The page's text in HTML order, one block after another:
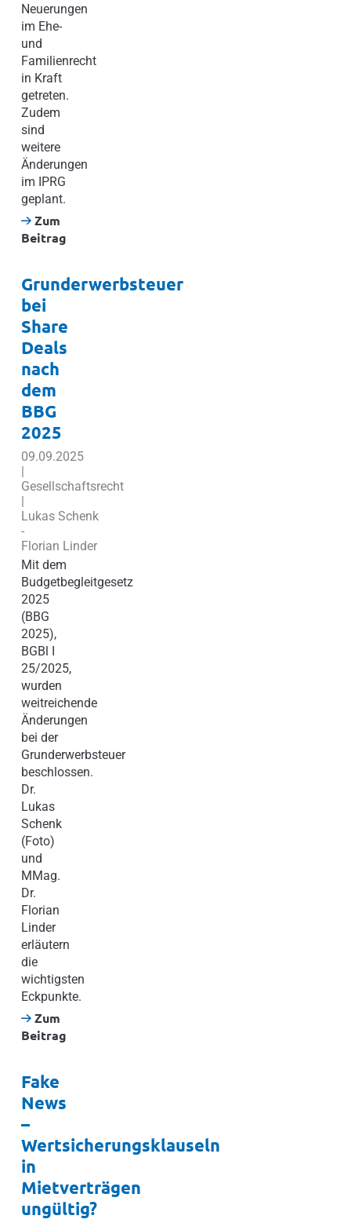
Neuerungen
im Ehe-
und
Familienrecht
in Kraft
getreten.
Zudem
sind
weitere
Änderungen
im IPRG
geplant.
Zum
Beitrag
Grunderwerbsteuer
bei
Share
Deals
nach
dem
BBG
2025
09.09.2025
|
Gesellschaftsrecht
|
Lukas Schenk
-
Florian Linder
Mit dem
Budgetbegleitgesetz
2025
(BBG
2025),
BGBl I
25/2025,
wurden
weitreichende
Änderungen
bei der
Grunderwerbsteuer
beschlossen.
Dr.
Lukas
Schenk
(Foto)
und
MMag.
Dr.
Florian
Linder
erläutern
die
wichtigsten
Eckpunkte.
Zum
Beitrag
Fake
News
–
Wertsicherungsklauseln
in
Mietverträgen
ungültig?